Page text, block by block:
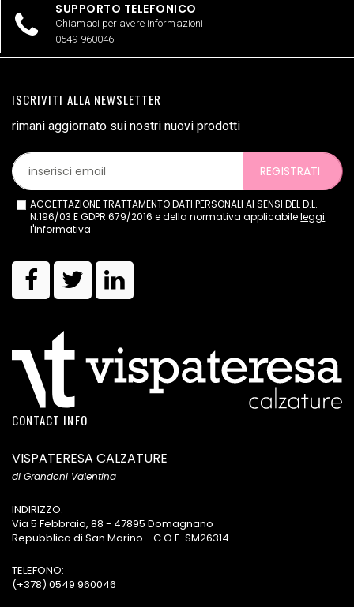
SUPPORTO TELEFONICO
Chiamaci per avere informazioni
0549 960046
ISCRIVITI ALLA NEWSLETTER
rimani aggiornato sui nostri nuovi prodotti
REGISTRATI
ACCETTAZIONE TRATTAMENTO DATI PERSONALI AI SENSI DEL D.L.
N.196/03 E GDPR 679/2016 e della normativa applicabileleggi
l'informativa
CONTACT INFO
VISPATERESA CALZATURE
di Grandoni Valentina
INDIRIZZO:
Via 5 Febbraio, 88 - 47895 Domagnano
Repubblica di San Marino - C.O.E. SM26314
TELEFONO:
(+378) 0549 960046